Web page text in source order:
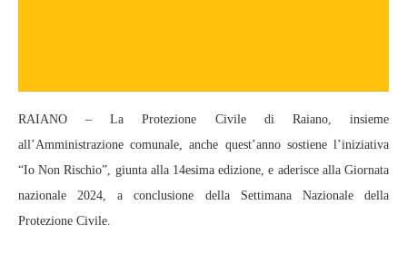
RAIANO – La Protezione Civile di Raiano, insieme
all’Amministrazione comunale, anche quest’anno sostiene l’iniziativa
“Io Non Rischio”, giunta alla 14esima edizione, e aderisce alla Giornata
nazionale 2024, a conclusione della Settimana Nazionale della
Protezione Civile.